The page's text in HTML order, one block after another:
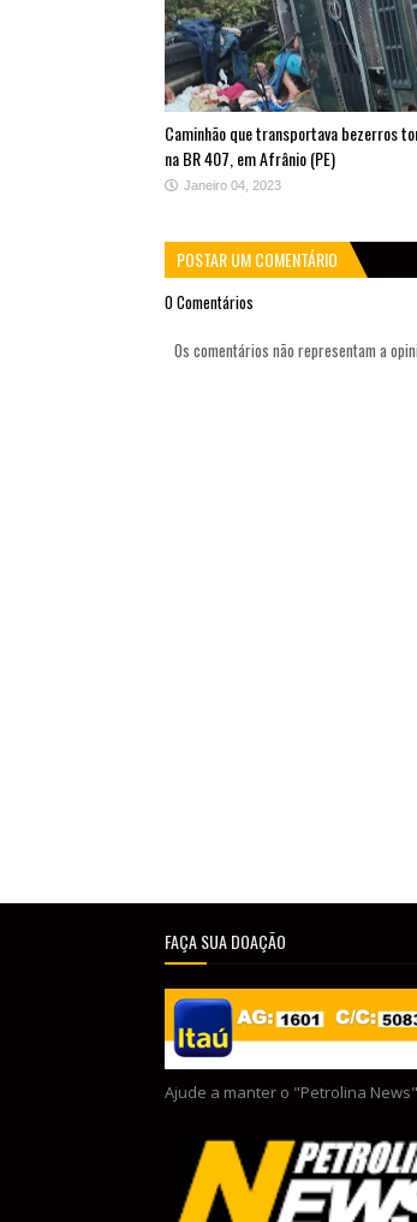
Caminhão que transportava bezerros
na BR 407, em Afrânio (PE)
Janeiro 04, 2023
POSTAR UM COMENTÁRIO
0 Comentários
Os comentários não representam a
FAÇA SUA DOAÇÃO
Ajude a manter o "Petrolina